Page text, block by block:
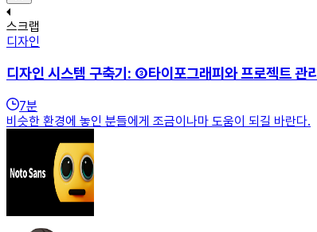
스크랩
디자인
디자인 시스템 구축기: ③타이포그래피와 프로젝트 관리
7분
비슷한 환경에 놓인 분들에게 조금이나마 도움이 되길 바란다.